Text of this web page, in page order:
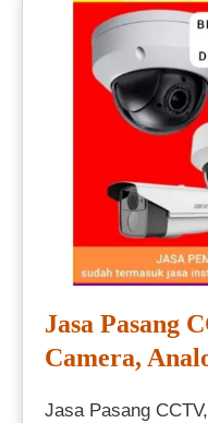
Jasa Pasang
Camera,
Jasa Pasang